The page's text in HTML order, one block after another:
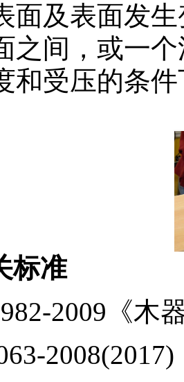
面及表面发
之间，或一
和受压的条
标准
2009《木